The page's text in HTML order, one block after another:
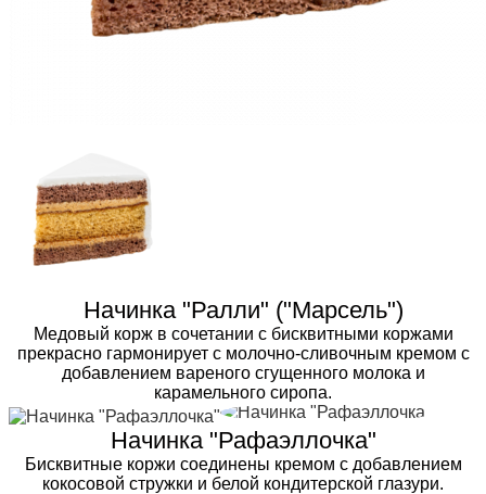
Начинка "Ралли" ("Марсель")
Медовый корж в сочетании с бисквитными коржами
прекрасно гармонирует с молочно-сливочным кремом с
добавлением вареного сгущенного молока и
карамельного сиропа.
Начинка "Рафаэллочка"
Бисквитные коржи соединены кремом с добавлением
кокосовой стружки и белой кондитерской глазури.